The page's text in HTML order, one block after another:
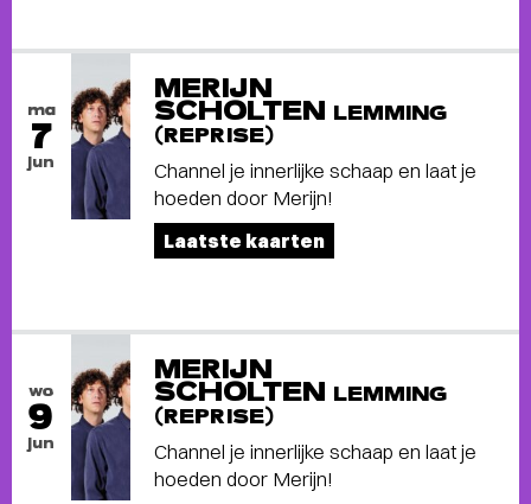
ma
7
jun
MERIJN
SCHOLTEN LEMMING
(REPRISE)
Channel je innerlijke schaap en laat je
hoeden door Merijn!
Laatste kaarten
wo
9
jun
MERIJN
SCHOLTEN LEMMING
(REPRISE)
Channel je innerlijke schaap en laat je
hoeden door Merijn!